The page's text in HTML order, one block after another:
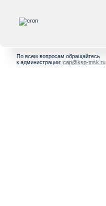
По всем вопросам обращайтесь
к администрации: cap@ksp-msk.ru